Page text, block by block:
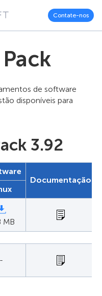
Contate-nos
de software
disponíveis para
3.92
Documentação
MB
-